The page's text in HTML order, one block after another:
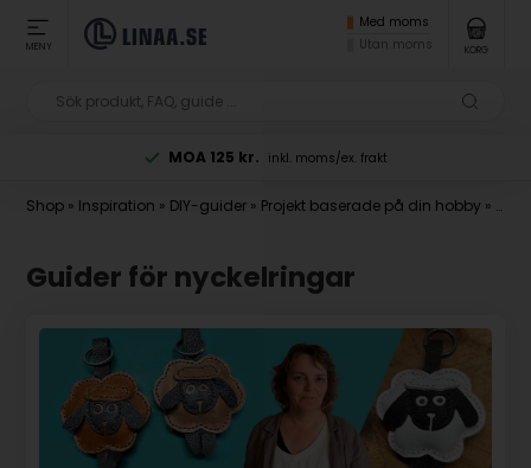
MENY
Med moms
Utan moms
KORG
MOA 125 kr. inkl. moms/ex. frakt
Shop » Inspiration » DIY-guider » Projekt baserade på din hobby »
Guider för nyckelringar